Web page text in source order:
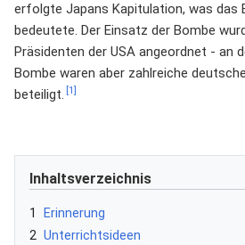
erfolgte Japans Kapitulation, was das
bedeutete. Der Einsatz der Bombe
Präsidenten der USA angeordnet - an
Bombe waren aber zahlreiche
beteiligt. [1]
Inhaltsverzeichnis
1
Erinnerung
2 Unterrichtsideen